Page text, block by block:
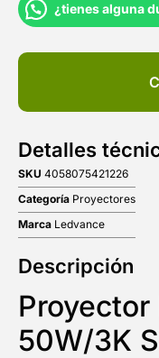
¿tienes alguna
Detalles
SKU 4058075421226
Categoría Proyectores
Marca Ledvance
Descripción
Proyector
50W/3K